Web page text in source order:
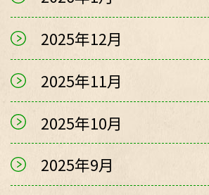
2025年12月
2025年11月
2025年10月
2025年9月